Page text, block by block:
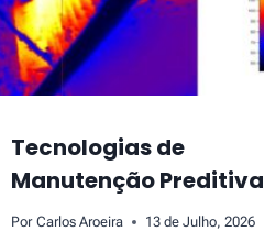
Tecnologias de
Manutenção Preditiva
Por Carlos Aroeira 13 de Julho, 2026